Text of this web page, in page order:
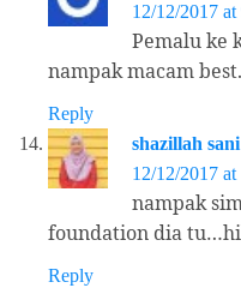
12/12/2017
Pemalu ke
nampak macam best.
Reply
shazillah sani
12/12/2017
nampak
foundation dia
Reply